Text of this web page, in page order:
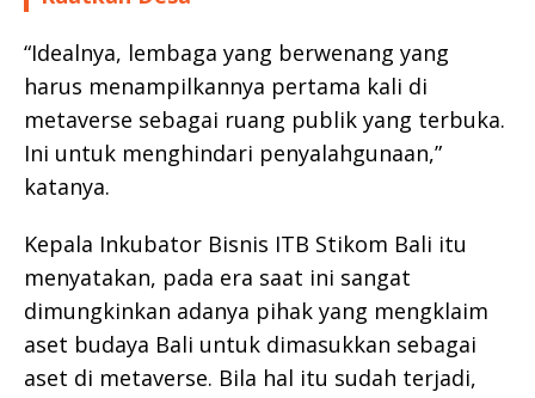
“Idealnya, lembaga yang berwenang yang
harus menampilkannya pertama kali di
metaverse sebagai ruang publik yang terbuka.
Ini untuk menghindari penyalahgunaan,”
katanya.
Kepala Inkubator Bisnis ITB Stikom Bali itu
menyatakan, pada era saat ini sangat
dimungkinkan adanya pihak yang mengklaim
aset budaya Bali untuk dimasukkan sebagai
aset di metaverse. Bila hal itu sudah terjadi,